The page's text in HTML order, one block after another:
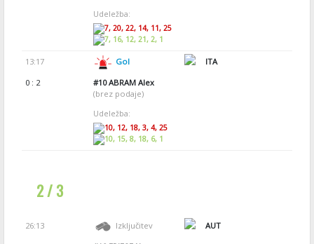
Udeležba:
7, 20, 22, 14, 11, 25
7, 16, 12, 21, 2, 1
13:17 Gol
ITA
0 : 2
#10ABRAM Alex
(brez podaje)
Udeležba:
10, 12, 18, 3, 4, 25
10, 15, 8, 18, 6, 1
2 / 3
26:13 Izključitev
AUT